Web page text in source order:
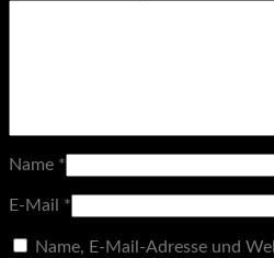
Name *
E-Mail *
Name, E-Mail-Adresse und